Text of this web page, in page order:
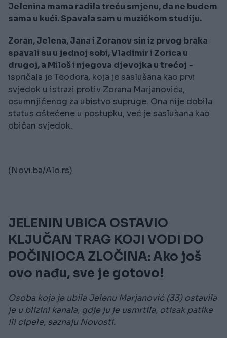
Jelenina mama radila treću smjenu, da ne budem
sama u kući. Spavala sam u muzičkom studiju.
Zoran, Jelena, Jana i Zoranov sin iz prvog braka
spavali su u jednoj sobi, Vladimir i Zorica u
drugoj, a Miloš i njegova djevojka u trećoj -
ispričala je Teodora, koja je saslušana kao prvi
svjedok u istrazi protiv Zorana Marjanovića,
osumnjičenog za ubistvo supruge. Ona nije dobila
status oštećene u postupku, već je saslušana kao
običan svjedok.
(Novi.ba/Alo.rs)
JELENIN UBICA OSTAVIO
KLJUČAN TRAG KOJI VODI DO
POČINIOCA ZLOČINA: Ako još
ovo nađu, sve je gotovo!
Osoba koja je ubila Jelenu Marjanović (33) ostavila
je u blizini kanala, gdje ju je usmrtila, otisak patike
ili cipele, saznaju Novosti.